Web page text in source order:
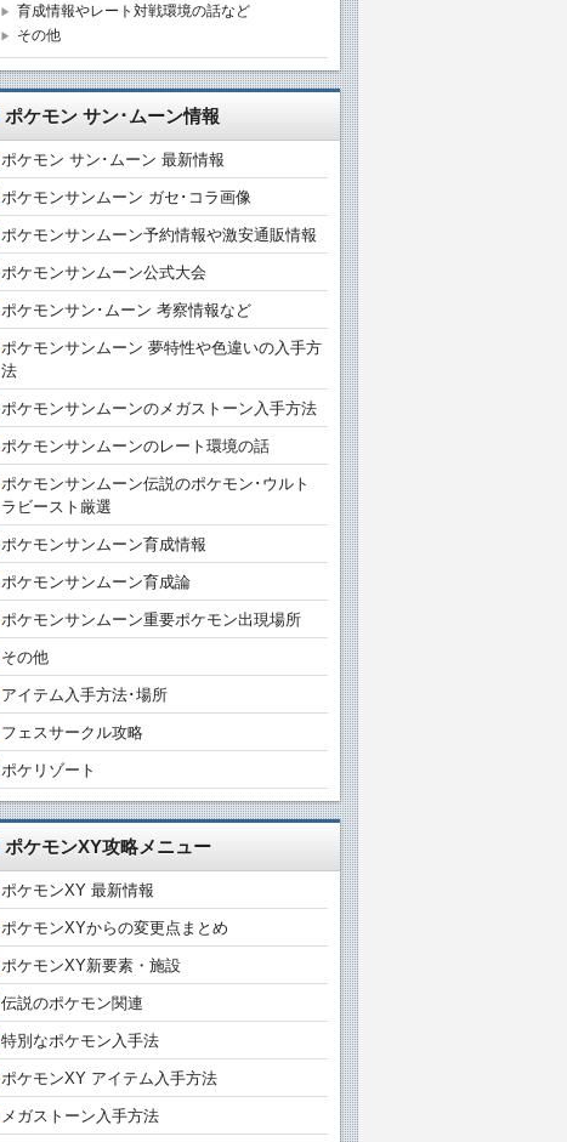
育成情報やレート対戦環境の話など
その他
ポケモン サン･ムーン情報
ポケモン サン･ムーン 最新情報
ポケモンサンムーン ガセ･コラ画像
ポケモンサンムーン予約情報や激安通販情報
ポケモンサンムーン公式大会
ポケモンサン･ムーン 考察情報など
ポケモンサンムーン 夢特性や色違いの入手方
法
ポケモンサンムーンのメガストーン入手方法
ポケモンサンムーンのレート環境の話
ポケモンサンムーン伝説のポケモン･ウルト
ラビースト厳選
ポケモンサンムーン育成情報
ポケモンサンムーン育成論
ポケモンサンムーン重要ポケモン出現場所
その他
アイテム入手方法･場所
フェスサークル攻略
ポケリゾート
ポケモンXY攻略メニュー
ポケモンXY 最新情報
ポケモンXYからの変更点まとめ
ポケモンXY新要素・施設
伝説のポケモン関連
特別なポケモン入手法
ポケモンXY アイテム入手方法
メガストーン入手方法